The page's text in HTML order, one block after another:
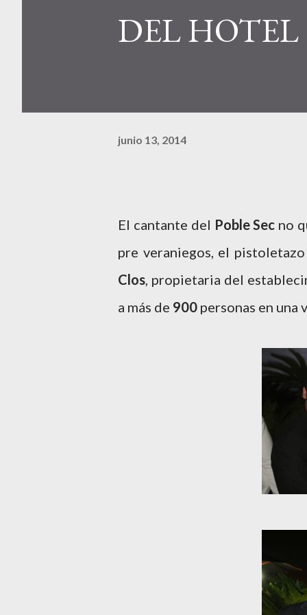
DEL
junio 13, 2014
El cantante del Poble Sec no
pre veraniegos, el
Clos, propietaria del
a más de 900 personas en una